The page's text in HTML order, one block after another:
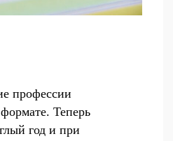
профессии
Теперь
год и при